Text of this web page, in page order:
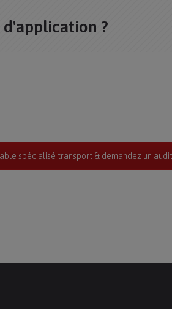
?
spécialisé transport & demandez un